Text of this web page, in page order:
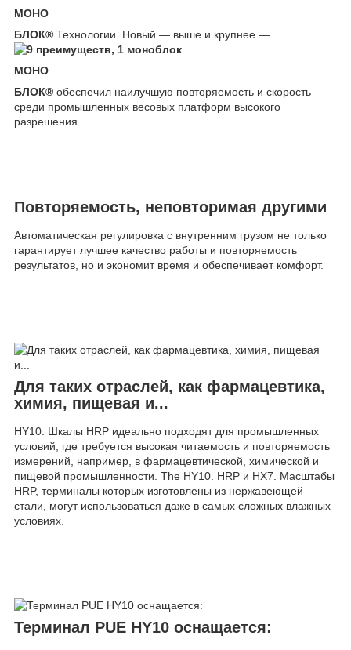
МОНО
БЛОК® Технологии. Новый — выше и крупнее —
МОНО
БЛОК® обеспечил наилучшую повторяемость и скорость
среди промышленных весовых платформ высокого
разрешения.
Повторяемость, неповторимая другими
Автоматическая регулировка с внутренним грузом не только
гарантирует лучшее качество работы и повторяемость
результатов, но и экономит время и обеспечивает комфорт.
Для таких отраслей, как фармацевтика,
химия, пищевая и...
HY10. Шкалы HRP идеально подходят для промышленных
условий, где требуется высокая читаемость и повторяемость
измерений, например, в фармацевтической, химической и
пищевой промышленности. The HY10. HRP и HX7. Масштабы
HRP, терминалы которых изготовлены из нержавеющей
стали, могут использоваться даже в самых сложных влажных
условиях.
Терминал PUE HY10 оснащается: